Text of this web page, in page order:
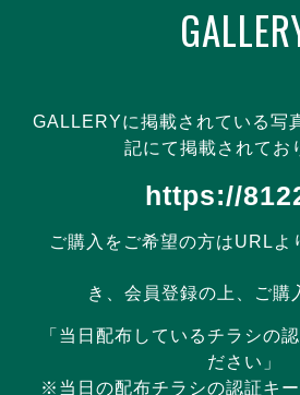
GALLERYに掲載されている写
記にて掲載されてお
https://
ご購入をご希望の方はURLよ
き、会員登録の上、ご購
「当日配布しているチラシの
ださい」
※当日の配布チラシの認証キ